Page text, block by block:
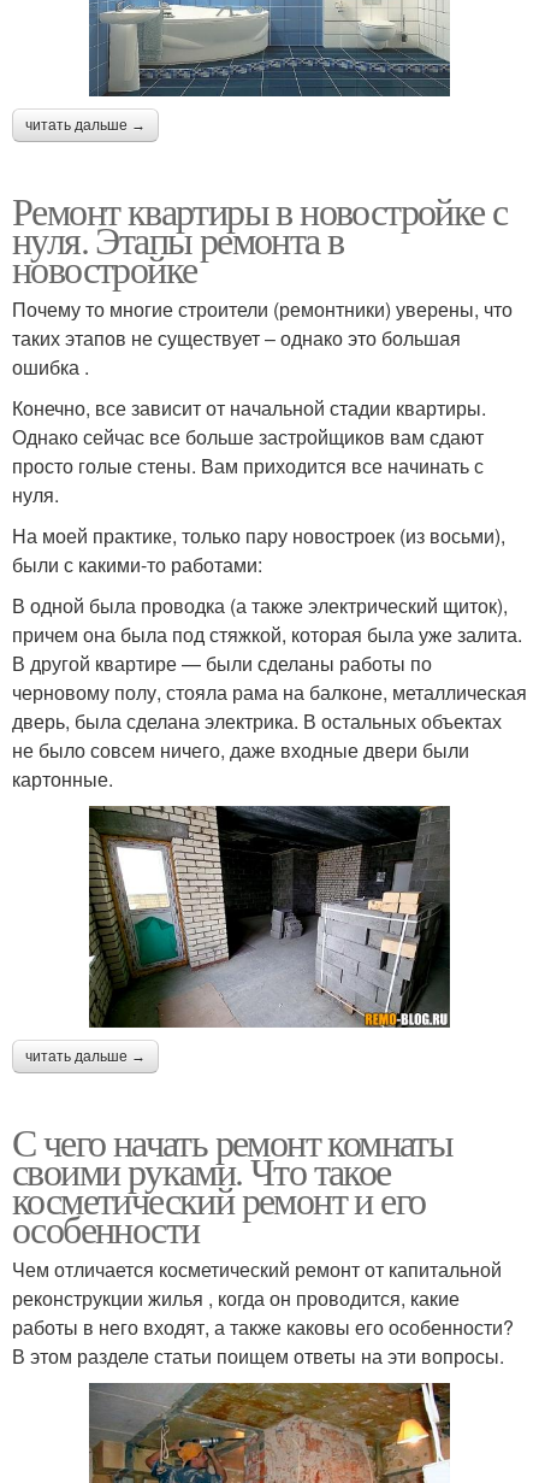
читать дальше →
Ремонт квартиры в новостройке с
нуля. Этапы ремонта в
новостройке
Почему то многие строители (ремонтники) уверены, что
таких этапов не существует – однако это большая
ошибка .
Конечно, все зависит от начальной стадии квартиры.
Однако сейчас все больше застройщиков вам сдают
просто голые стены. Вам приходится все начинать с
нуля.
На моей практике, только пару новостроек (из восьми),
были с какими-то работами:
В одной была проводка (а также электрический щиток),
причем она была под стяжкой, которая была уже залита.
В другой квартире — были сделаны работы по
черновому полу, стояла рама на балконе, металлическая
дверь, была сделана электрика. В остальных объектах
не было совсем ничего, даже входные двери были
картонные.
читать дальше →
С чего начать ремонт комнаты
своими руками. Что такое
косметический ремонт и его
особенности
Чем отличается косметический ремонт от капитальной
реконструкции жилья , когда он проводится, какие
работы в него входят, а также каковы его особенности?
В этом разделе статьи поищем ответы на эти вопросы.